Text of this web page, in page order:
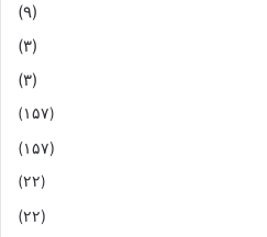
(۹)
(۳)
(۳)
(۱۵۷)
(۱۵۷)
(۲۲)
(۲۲)